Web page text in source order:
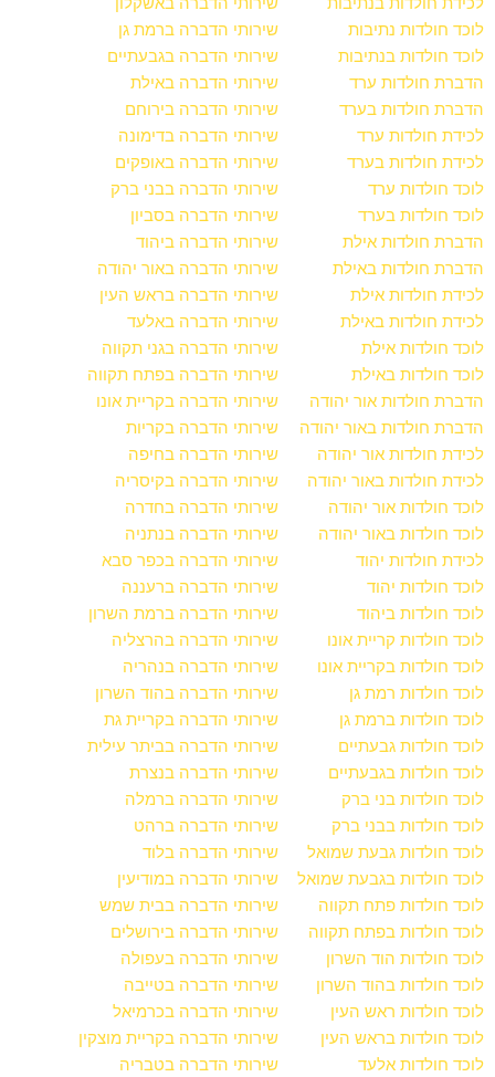
לוכד חולדות נתיבות
לוכד חולדות בנתיבות
הדברת חולדות ערד
הדברת חולדות בערד
לכידת חולדות ערד
לכידת חולדות בערד
לוכד חולדות ערד
לוכד חולדות בערד
הדברת חולדות אילת
הדברת חולדות באילת
לכידת חולדות אילת
לכידת חולדות באילת
לוכד חולדות אילת
לוכד חולדות באילת
הדברת חולדות אור יהודה
הדברת חולדות באור יהודה
לכידת חולדות אור יהודה
לכידת חולדות באור יהודה
לוכד חולדות אור יהודה
לוכד חולדות באור יהודה
לכידת חולדות יהוד
לוכד חולדות יהוד
לוכד חולדות ביהוד
לוכד חולדות קריית אונו
לוכד חולדות בקריית אונו
לוכד חולדות רמת גן
לוכד חולדות ברמת גן
לוכד חולדות גבעתיים
לוכד חולדות בגבעתיים
לוכד חולדות בני ברק
לוכד חולדות בבני ברק
לוכד חולדות גבעת שמואל
לוכד חולדות בגבעת שמואל
לוכד חולדות פתח תקווה
לוכד חולדות בפתח תקווה
לוכד חולדות הוד השרון
לוכד חולדות בהוד השרון
לוכד חולדות ראש העין
לוכד חולדות בראש העין
לוכד חולדות אלעד
שירותי הדברה ברמת גן
שירותי הדברה בגבעתיים
שירותי הדברה באילת
שירותי הדברה בירוחם
שירותי הדברה בדימונה
שירותי הדברה באופקים
שירותי הדברה בבני ברק
שירותי הדברה בסביון
שירותי הדברה ביהוד
שירותי הדברה באור יהודה
שירותי הדברה בראש העין
שירותי הדברה באלעד
שירותי הדברה בגני תקווה
שירותי הדברה בפתח תקווה
שירותי הדברה בקריית אונו
שירותי הדברה בקריות
שירותי הדברה בחיפה
שירותי הדברה בקיסריה
שירותי הדברה בחדרה
שירותי הדברה בנתניה
שירותי הדברה בכפר סבא
שירותי הדברה ברעננה
שירותי הדברה ברמת השרון
שירותי הדברה בהרצליה
שירותי הדברה בנהריה
שירותי הדברה בהוד השרון
שירותי הדברה בקריית גת
שירותי הדברה בביתר עילית
שירותי הדברה בנצרת
שירותי הדברה ברמלה
שירותי הדברה ברהט
שירותי הדברה בלוד
שירותי הדברה במודיעין
שירותי הדברה בבית שמש
שירותי הדברה בירושלים
שירותי הדברה בעפולה
שירותי הדברה בטייבה
שירותי הדברה בכרמיאל
שירותי הדברה בקריית מוצקין
שירותי הדברה בטבריה